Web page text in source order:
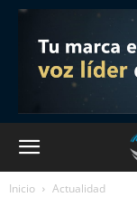
Inicio Actualidad